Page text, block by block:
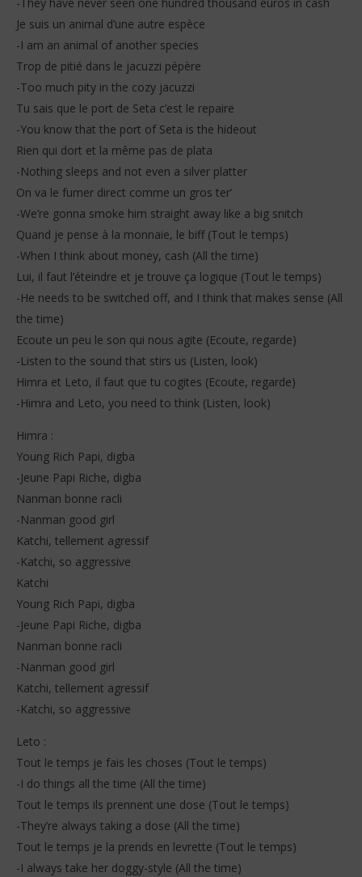
Je suis un animal d’une autre espèce
-I am an animal of another species
Trop de pitié dans le jacuzzi pépère
-Too much pity in the cozy jacuzzi
Tu sais que le port de Seta c’est le repaire
-You know that the port of Seta is the hideout
Rien qui dort et la même pas de plata
-Nothing sleeps and not even a silver platter
On va le fumer direct comme un gros ter’
-We’re gonna smoke him straight away like a big snitch
Quand je pense à la monnaie, le biff (Tout le temps)
-When I think about money, cash (All the time)
Lui, il faut l’éteindre et je trouve ça logique (Tout le temps)
-He needs to be switched off, and I think that makes sense (All
the time)
Ecoute un peu le son qui nous agite (Ecoute, regarde)
-Listen to the sound that stirs us (Listen, look)
Himra et Leto, il faut que tu cogites (Ecoute, regarde)
-Himra and Leto, you need to think (Listen, look)
Himra :
Young Rich Papi, digba
-Jeune Papi Riche, digba
Nanman bonne racli
-Nanman good girl
Katchi, tellement agressif
-Katchi, so aggressive
Katchi
Young Rich Papi, digba
-Jeune Papi Riche, digba
Nanman bonne racli
-Nanman good girl
Katchi, tellement agressif
-Katchi, so aggressive
Leto :
Tout le temps je fais les choses (Tout le temps)
-I do things all the time (All the time)
Tout le temps ils prennent une dose (Tout le temps)
-They’re always taking a dose (All the time)
Tout le temps je la prends en levrette (Tout le temps)
-I always take her doggy-style (All the time)